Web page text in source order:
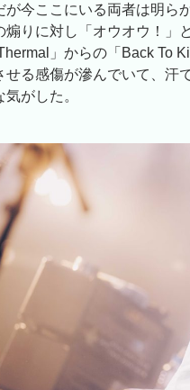
が今ここにいる両者は明ら
煽りに対し「オウオウ！」
」からの「Back To
せる感傷が滲んでいて、汗
がした。